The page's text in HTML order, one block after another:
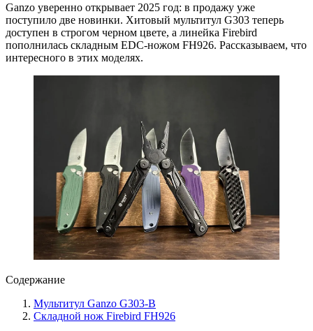
Ganzo уверенно открывает 2025 год: в продажу уже
поступило две новинки. Хитовый мультитул G303 теперь
доступен в строгом черном цвете, а линейка Firebird
пополнилась складным EDC-ножом FH926. Рассказываем, что
интересного в этих моделях.
Содержание
Мультитул Ganzo G303-B
Складной нож Firebird FH926